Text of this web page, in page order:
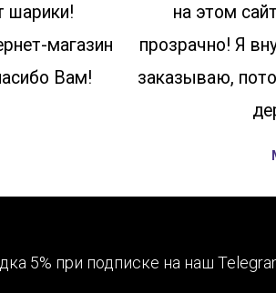
шарики!
магазин
Вам!
на этом
прозрачно! Я
заказываю,
5% при подписке на наш